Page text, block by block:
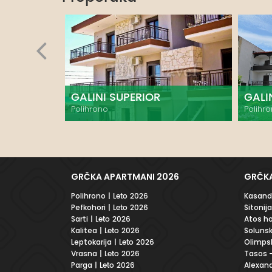
GALINI SUPERIOR
Polihrono
GRČKA APARTMANI 2026
Polihrono | Leto 2026
Pefkohori | Leto 2026
Sarti | Leto 2026
Kalitea | Leto 2026
Leptokarija | Leto 2026
Vrasna | Leto 2026
Parga | Leto 2026
Atos
Tasos